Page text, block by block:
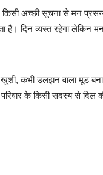
अच्छी सूचना से मन
है। दिन व्यस्त रहेगा लेकिन
कभी उलझन वाला मूड
परिवार के किसी सदस्य से